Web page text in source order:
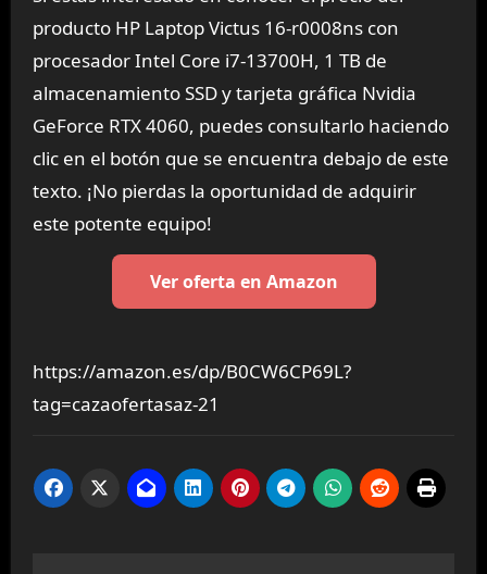
producto HP Laptop Victus 16-r0008ns con
procesador Intel Core i7-13700H, 1 TB de
almacenamiento SSD y tarjeta gráfica Nvidia
GeForce RTX 4060, puedes consultarlo haciendo
clic en el botón que se encuentra debajo de este
texto. ¡No pierdas la oportunidad de adquirir
este potente equipo!
Ver oferta en Amazon
https://amazon.es/dp/B0CW6CP69L?
tag=cazaofertasaz-21